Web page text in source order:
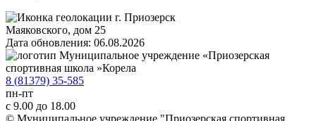
г. Приозерск
Маяковского, дом 25
Дата обновления: 06.08.2026
8 (81379) 35-585
пн-пт
с 9.00 до 18.00
© Муниципальное учреждение "Приозерская спортивная